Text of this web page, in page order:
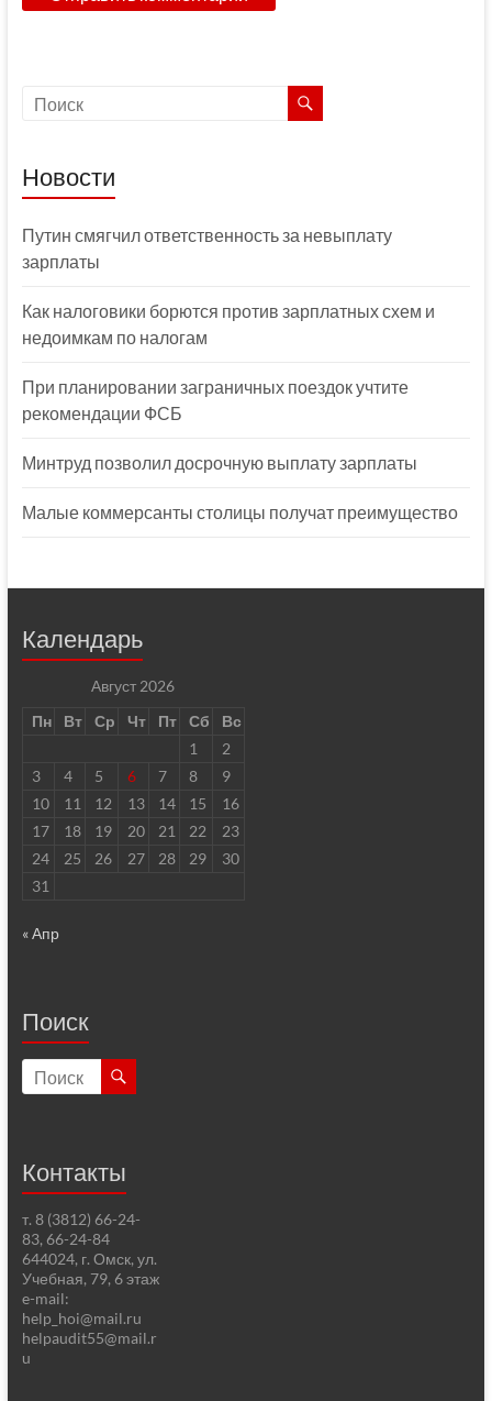
Новости
Путин смягчил ответственность за невыплату
зарплаты
Как налоговики борются против зарплатных схем и
недоимкам по налогам
При планировании заграничных поездок учтите
рекомендации ФСБ
Минтруд позволил досрочную выплату зарплаты
Малые коммерсанты столицы получат преимущество
Календарь
Август 2026
Пн
Вт Ср Чт Пт Сб
Вс
1
2
3
4 5 6 7 8
9
10
11 12 13 14 15
16
17
18 19 20 21 22
23
24
25 26 27 28 29
30
31
« Апр
Поиск
Контакты
т. 8 (3812) 66-24-
83, 66-24-84
644024, г. Омск, ул.
Учебная, 79, 6 этаж
e-mail:
help_hoi@mail.ru
helpaudit55@mail.r
u